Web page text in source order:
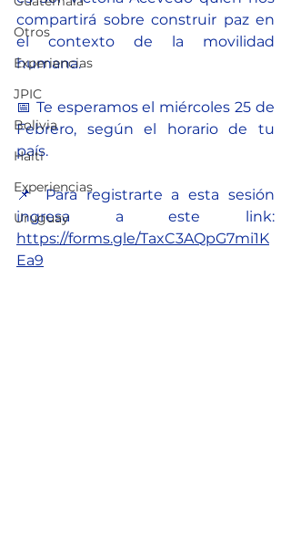
Otros
Experiencias
JPIC
Bolivia
Haití
Experiencias
Uruguay
compartirá sobre construir paz en
el contexto de la movilidad
humana.
📅 Te esperamos el miércoles 25 de
Febrero, según el horario de tu
país.
📌 Para registrarte a esta sesión
https://forms.gle/TaxC3AQpG7mi1K
Ea9